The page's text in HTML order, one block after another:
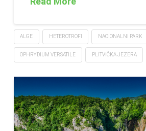
ALGE HETEROTROFI NACIONALNI PARK
OPHRYDIUM VERSATILE PLITVIČKA JEZERA